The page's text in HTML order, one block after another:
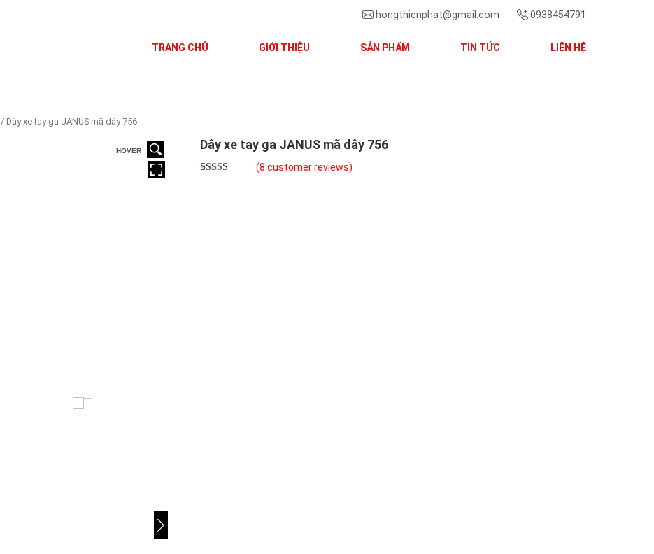
hongthienphat@gmail.com 0938454791
TRANG CHỦ GIỚI THIỆU SẢN PHẨM TIN TỨC LIÊN HỆ
/ Dây xe tay ga JANUS mã dây 756
HOVER Dây xe tay ga JANUS mã dây 756
(8 customer reviews)